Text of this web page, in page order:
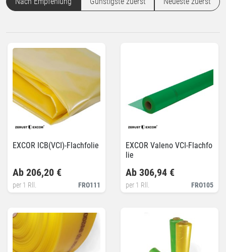
EXCOR ICB(VCI)-Flachfolie
FRO111
Ab 206,20 €
per 1 Rll.
EXCOR Valeno VCI-Flachfo
lie
FRO105
Ab 306,94 €
per 1 Rll.